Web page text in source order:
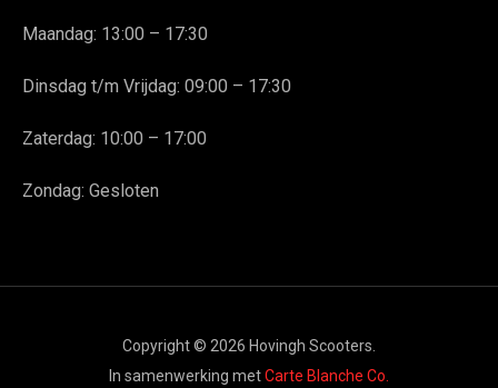
Maandag: 13:00 – 17:30
Dinsdag t/m Vrijdag: 09:00 – 17:30
Zaterdag: 10:00 – 17:00
Zondag: Gesloten
Copyright © 2026 Hovingh Scooters.
In samenwerking metCarte Blanche Co.